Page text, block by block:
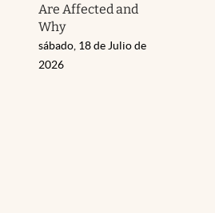
Are Affected and
Why
sábado, 18 de Julio de
2026